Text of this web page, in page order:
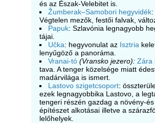
és az Észak-Velebitet is.
Žumberak–Samobori hegyvidék
Végtelen mezők, festői falvak,
Papuk: Szlavónia legnagyobb
tájai.
Učka: hegyvonulat az Isztria
lenyűgöző a panoráma.
Vranai-tó (Vransko jezero): Zára
tava. A tenger közelsége miatt
madárvilága is ismert.
Lastovo szigetcsoport:
ezek legnagyobbika Lastovo, a
tengeri részén gazdag a növény-
építészet alkotásai illetve a
lelőhelyek.